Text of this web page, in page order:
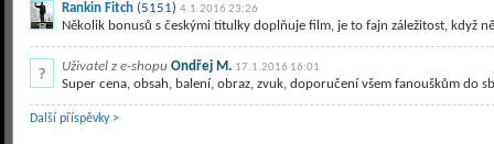
Rankin Fitch (5151) 4.1.2016 23:26
Několik bonusů s českými titulky doplňuje film, je to fajn záležitost, když
Uživatel z e-shopu Ondřej M. 17.1.2016 16:01
Super cena, obsah, balení, obraz, zvuk, doporučení všem fanouškům do
Další příspěvky >